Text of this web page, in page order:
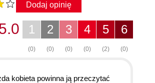
Dodaj opinię
6
(0)
5
(2)
4
(0)
3
(0)
2
(0)
1
(0)
kobieta powinna ją przeczytać